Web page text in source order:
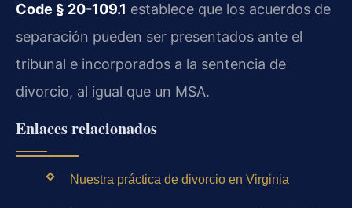
Code § 20-109.1 establece que los acuerdos de
separación pueden ser presentados ante el
tribunal e incorporados a la sentencia de
divorcio, al igual que un MSA.
Enlaces relacionados
Nuestra práctica de divorcio en Virginia